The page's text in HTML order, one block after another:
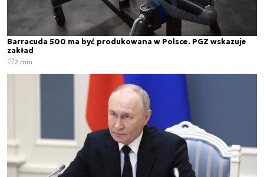
Barracuda 500 ma być produkowana w Polsce. PGZ wskazuje
zakład
2 min.